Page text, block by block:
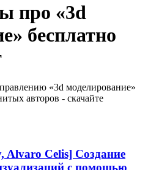
про «3d
бесплатно
«3d моделирование»
авторов - скачайте
Alvaro Celis] Создание
с помощью